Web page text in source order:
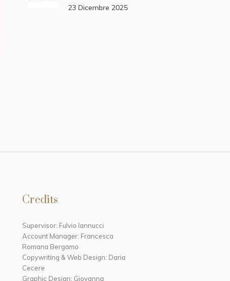
23 Dicembre 2025
Credits
Supervisor: Fulvio Iannucci
Account Manager: Francesca
Romana Bergamo
Copywriting & Web Design: Daria
Cecere
Graphic Design: Giovanna